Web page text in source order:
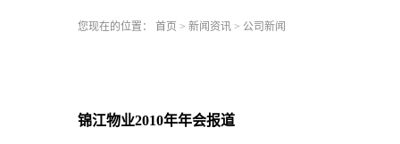
您现在的位置： 首页 > 新闻资讯 > 公司新闻
锦江物业2010年年会报道